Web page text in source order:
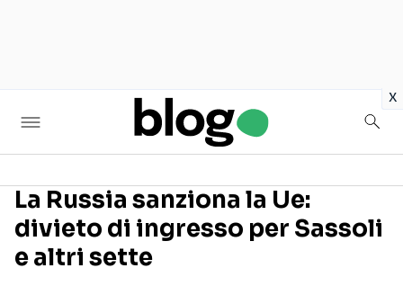
x
Seguici sui social
La Russia sanziona la Ue:
divieto di ingresso per Sassoli
e altri sette